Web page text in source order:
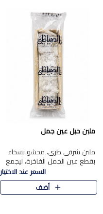
ملبن حبل عين جمل
ملبن شرقي طري، محشو بسخاء
بقطع عين الجمل الفاخرة، ليجمع
بين القوام الناعم وقرمشة الجوز
في مذاق شرقي أصيل.
السعر عند الاختيار
أضف